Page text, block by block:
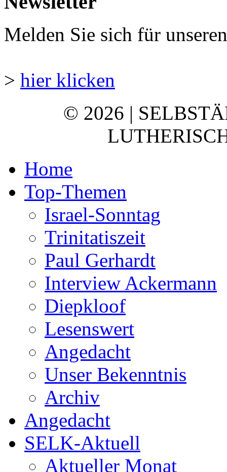
Melden Sie sich für
> hier klicken
© 2026 |
Home
Top-Themen
Israel-Sonntag
Trinitatiszeit
Paul Gerhardt
Interview Ackermann
Diepkloof
Lesenswert
Angedacht
Unser Bekenntnis
Archiv
Angedacht
SELK-Aktuell
Aktueller Monat